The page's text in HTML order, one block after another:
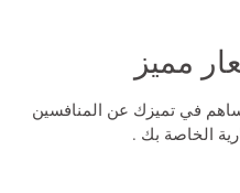
مميز
في تميزك عن المنافسين
الخاصة بك .